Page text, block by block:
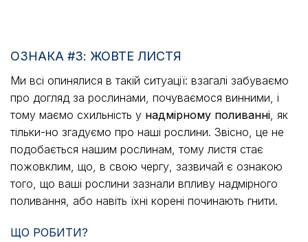
ОЗНАКА #3: ЖОВТЕ ЛИСТЯ
Ми всі опинялися в такій ситуації: взагалі забуваємо
про догляд за рослинами, почуваємося винними, і
тому маємо схильність у надмірному поливанні, як
тільки-но згадуємо про наші рослини. Звісно, це не
подобається нашим рослинам, тому листя стає
пожовклим, що, в свою чергу, зазвичай є ознакою
того, що ваші рослини зазнали впливу надмірного
поливання, або навіть їхні корені починають гнити.
ЩО РОБИТИ?